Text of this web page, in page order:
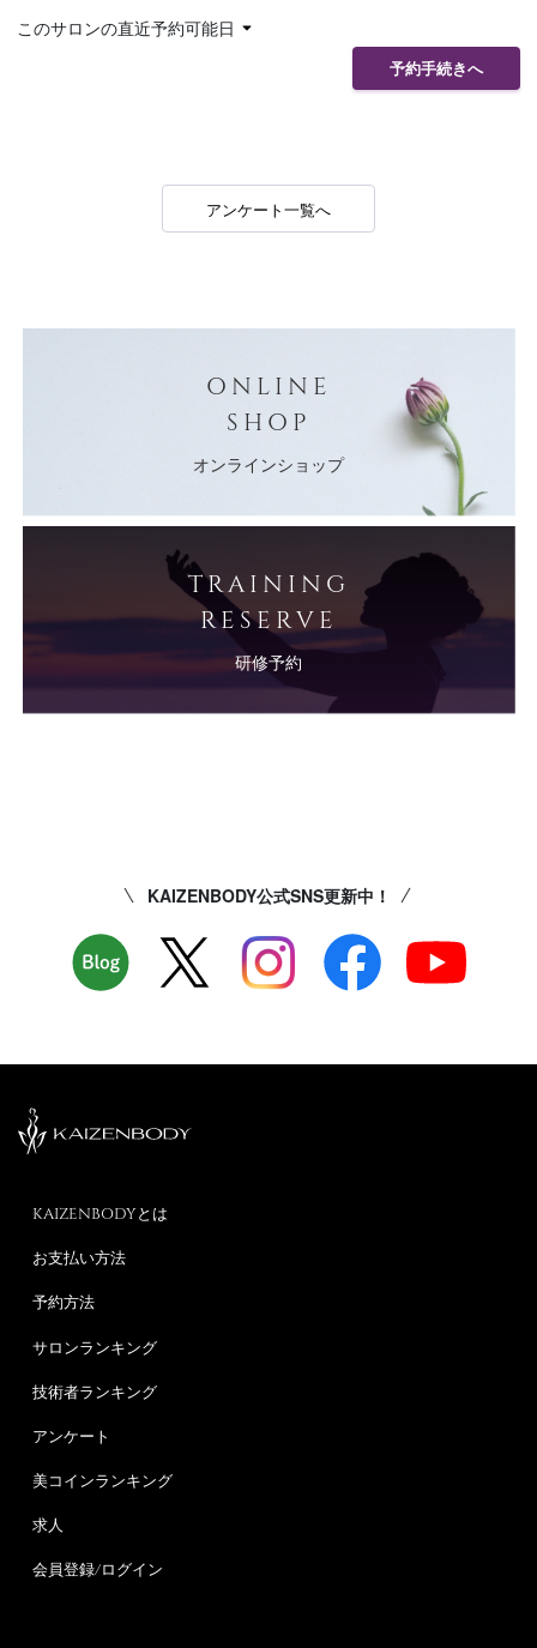
このサロンの直近予約可能日
予約手続きへ
アンケート一覧へ
ONLINE
SHOP
オンラインショップ
TRAINING
RESERVE
研修予約
KAIZENBODY公式SNS更新中！
KAIZENBODYとは
お支払い方法
予約方法
サロンランキング
技術者ランキング
アンケート
美コインランキング
求人
会員登録/ログイン